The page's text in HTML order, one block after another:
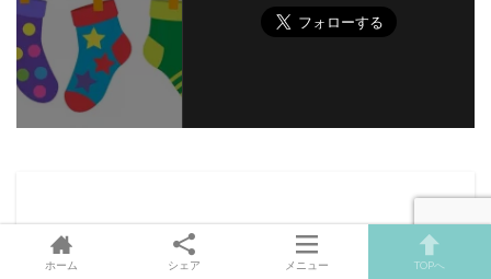
ホーム シェア メニュー TOPへ